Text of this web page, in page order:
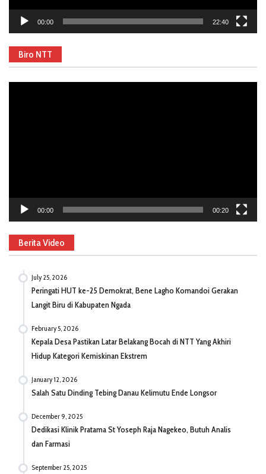
00:00 22:40
Biro NTT
00:00 00:20
Berita Video
July 25, 2026
Peringati HUT ke-25 Demokrat, Bene Lagho Komandoi Gerakan
Langit Biru di Kabupaten Ngada
February 5, 2026
Kepala Desa Pastikan Latar Belakang Bocah di NTT Yang Akhiri
Hidup Kategori Kemiskinan Ekstrem
January 12, 2026
Salah Satu Dinding Tebing Danau Kelimutu Ende Longsor
December 9, 2025
Dedikasi Klinik Pratama St Yoseph Raja Nagekeo, Butuh Analis
dan Farmasi
September 25, 2025